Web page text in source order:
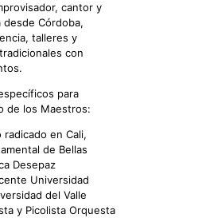
cantor y
Córdoba,
talleres y
con
para
de los Maestros:
radicado en Cali,
de Bellas
Desepaz
Universidad
del Valle
y Picolista Orquesta